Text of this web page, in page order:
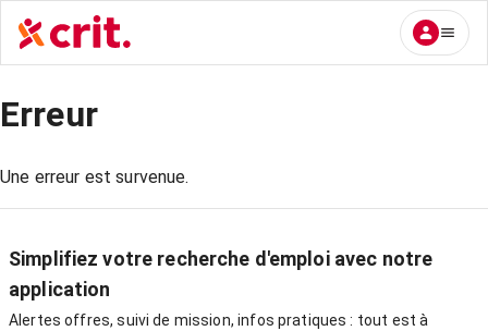
Erreur
Une erreur est survenue.
Simplifiez votre recherche d'emploi avec notre
application
Alertes offres, suivi de mission, infos pratiques : tout est à